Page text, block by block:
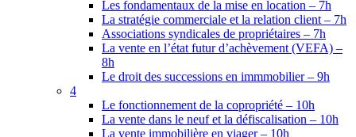
Les fondamentaux de la mise en location – 7h
La stratégie commerciale et la relation client – 7h
Associations syndicales de propriétaires – 7h
La vente en l’état futur d’achèvement (VEFA) –
8h
Le droit des successions en immmobilier – 9h
4
Le fonctionnement de la copropriété – 10h
La vente dans le neuf et la défiscalisation – 10h
La vente immobilière en viager – 10h